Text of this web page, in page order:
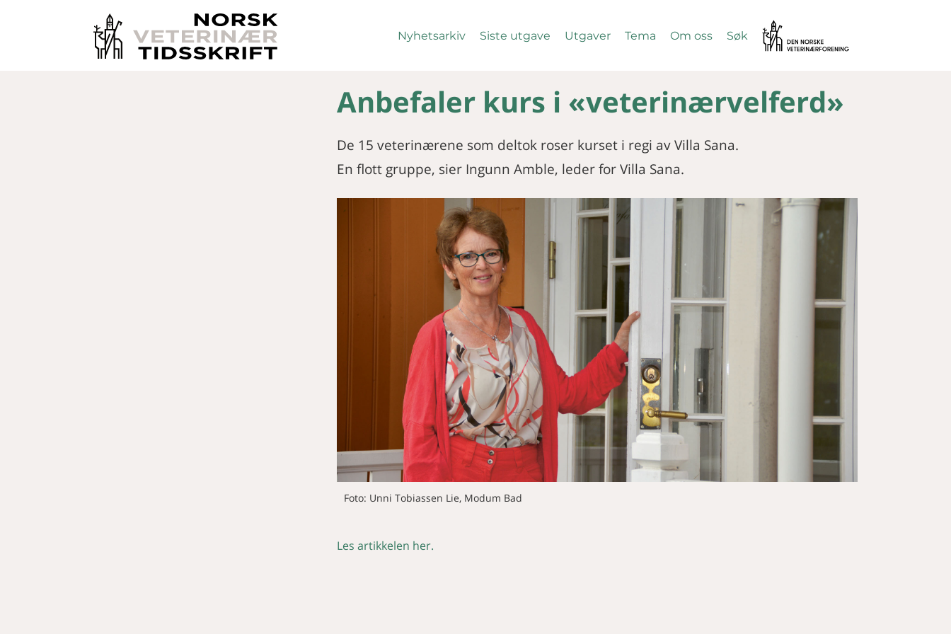
Nyhetsarkiv Siste utgave Utgaver Tema Om oss Søk
Vetnett
Anbefaler kurs i «veterinærvelferd»
De 15 veterinærene som deltok roser kurset i regi av Villa Sana.
En flott gruppe, sier Ingunn Amble, leder for Villa Sana.
Foto: Unni Tobiassen Lie, Modum Bad
Les artikkelen her.